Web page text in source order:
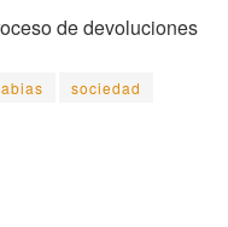
de devoluciones
sociedad